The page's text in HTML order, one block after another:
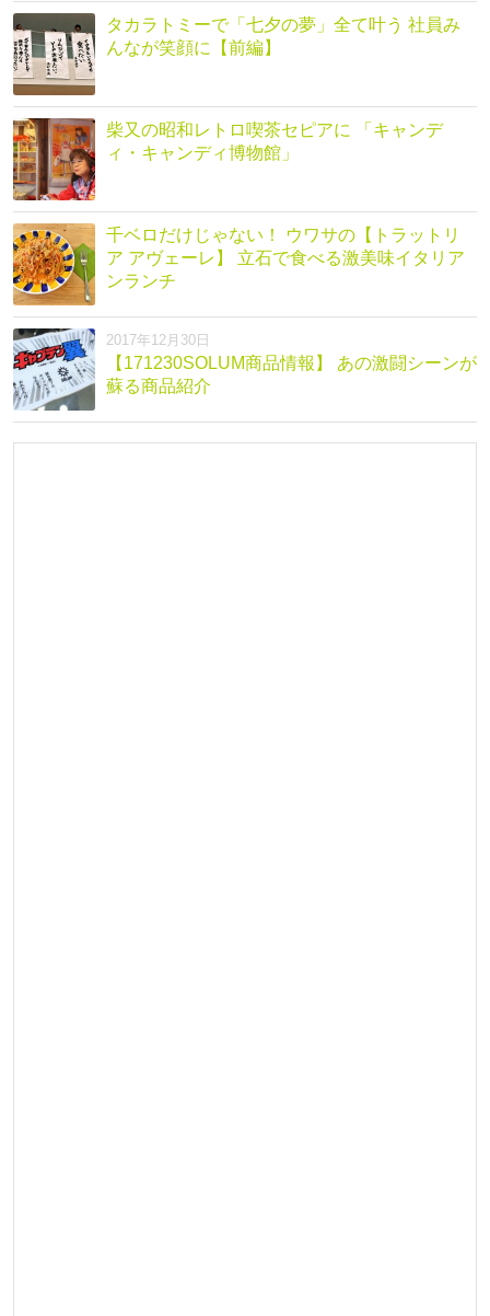
タカラトミーで「七夕の夢」全て叶う 社員み
んなが笑顔に【前編】
柴又の昭和レトロ喫茶セピアに 「キャンデ
ィ・キャンディ博物館」
千ベロだけじゃない！ ウワサの【トラットリ
ア アヴェーレ】 立石で食べる激美味イタリア
ンランチ
2017年12月30日
【171230SOLUM商品情報】 あの激闘シーンが
蘇る商品紹介